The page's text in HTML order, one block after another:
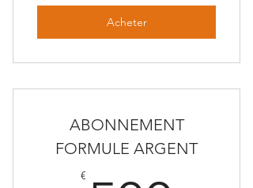
Acheter
ABONNEMENT
FORMULE ARGENT
€